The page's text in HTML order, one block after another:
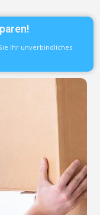
Ihr unverbindliches